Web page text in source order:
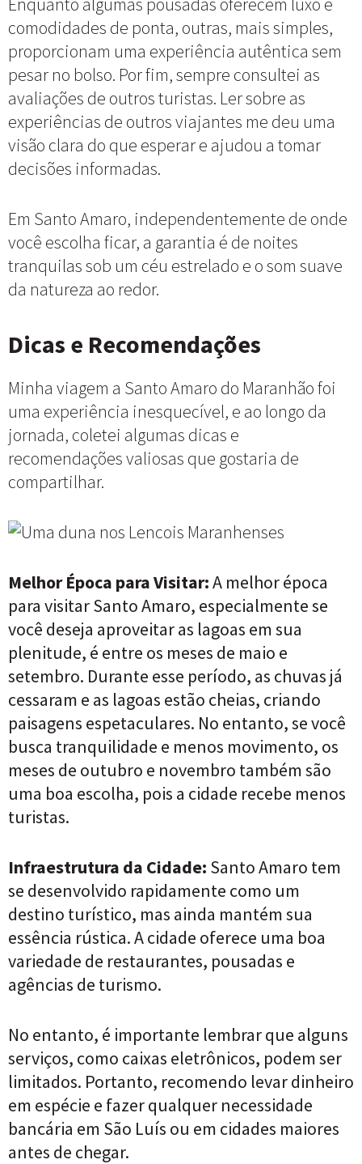
comodidades de ponta, outras, mais simples,
proporcionam uma experiência autêntica sem
pesar no bolso. Por fim, sempre consultei as
avaliações de outros turistas. Ler sobre as
experiências de outros viajantes me deu uma
visão clara do que esperar e ajudou a tomar
decisões informadas.
Em Santo Amaro, independentemente de onde
você escolha ficar, a garantia é de noites
tranquilas sob um céu estrelado e o som suave
da natureza ao redor.
Dicas e Recomendações
Minha viagem a Santo Amaro do Maranhão foi
uma experiência inesquecível, e ao longo da
jornada, coletei algumas dicas e
recomendações valiosas que gostaria de
compartilhar.
Melhor Época para Visitar:A melhor época
para visitar Santo Amaro, especialmente se
você deseja aproveitar as lagoas em sua
plenitude, é entre os meses de maio e
setembro. Durante esse período, as chuvas já
cessaram e as lagoas estão cheias, criando
paisagens espetaculares. No entanto, se você
busca tranquilidade e menos movimento, os
meses de outubro e novembro também são
uma boa escolha, pois a cidade recebe menos
turistas.
Infraestrutura da Cidade: Santo Amaro tem
se desenvolvido rapidamente como um
destino turístico, mas ainda mantém sua
essência rústica. A cidade oferece uma boa
variedade de restaurantes, pousadas e
agências de turismo.
No entanto, é importante lembrar que alguns
serviços, como caixas eletrônicos, podem ser
limitados. Portanto, recomendo levar dinheiro
em espécie e fazer qualquer necessidade
bancária em São Luís ou em cidades maiores
antes de chegar.